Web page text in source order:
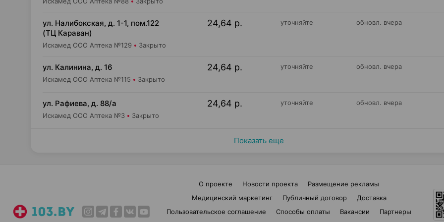
ул. Налибокская, д. 1-1, пом.122
(ТЦ Караван)
Искамед ООО Аптека №129 Закрыто
24,64 р. уточняйте обновл. вчера
ул. Калинина, д. 16
Искамед ООО Аптека №115 Закрыто
24,64 р. уточняйте обновл. вчера
ул. Рафиева, д. 88/а
Искамед ООО Аптека №3 Закрыто
24,64 р. уточняйте обновл. вчера
Показать еще
О проекте Новости проекта
Размещение рекламы
Медицинский маркетинг
Публичный договор
Доставка
Пользовательское соглашение
Способы оплаты Вакансии
Партнеры